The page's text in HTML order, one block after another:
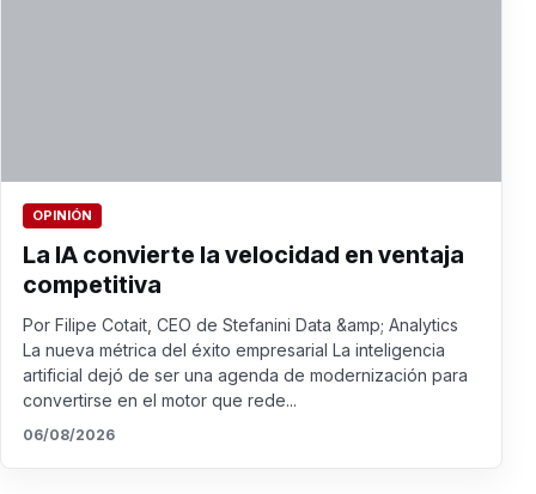
OPINIÓN
La IA convierte la velocidad en ventaja
competitiva
Por Filipe Cotait, CEO de Stefanini Data &amp; Analytics
La nueva métrica del éxito empresarial La inteligencia
artificial dejó de ser una agenda de modernización para
convertirse en el motor que rede...
06/08/2026